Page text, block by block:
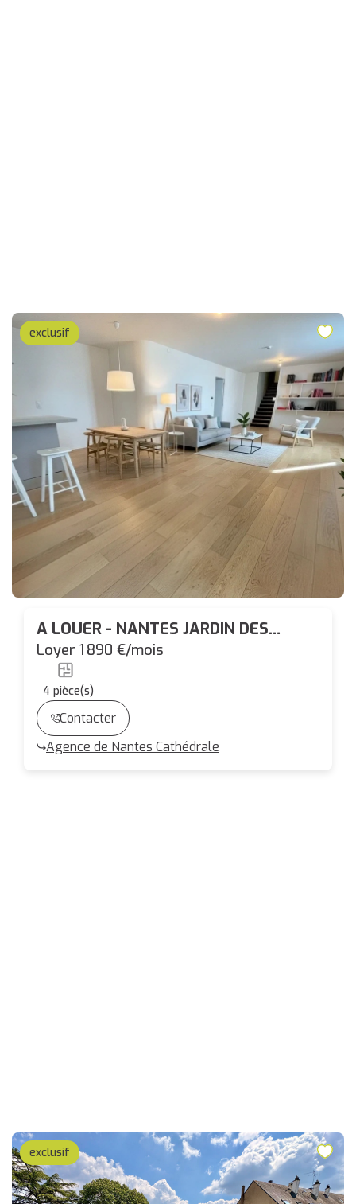
exclusif
A LOUER - NANTES JARDIN DES
PLANTES // GARE NORD - SPACIEUX
Loyer 1 890 €/mois
4 pièce(s)
Contacter
Agence de Nantes Cathédrale
exclusif